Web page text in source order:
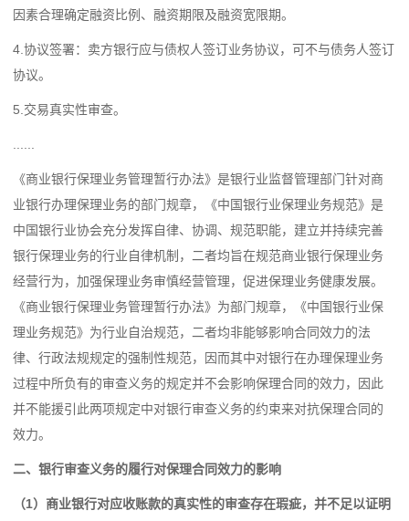
因素合理确定融资比例、融资期限及融资宽限期。
4.协议签署：卖方银行应与债权人签订业务协议，可不与债务人签订
协议。
5.交易真实性审查。
《商业银行保理业务管理暂行办法》是银行业监督管理部门针对商
业银行办理保理业务的部门规章，《中国银行业保理业务规范》是
中国银行业协会充分发挥自律、协调、规范职能，建立并持续完善
银行保理业务的行业自律机制，二者均旨在规范商业银行保理业务
经营行为，加强保理业务审慎经营管理，促进保理业务健康发展。
《商业银行保理业务管理暂行办法》为部门规章，《中国银行业保
理业务规范》为行业自治规范，二者均非能够影响合同效力的法
律、行政法规规定的强制性规范，因而其中对银行在办理保理业务
过程中所负有的审查义务的规定并不会影响保理合同的效力，因此
并不能援引此两项规定中对银行审查义务的约束来对抗保理合同的
效力。
二、银行审查义务的履行对保理合同效力的影响
（1）商业银行对应收账款的真实性的审查存在瑕疵，并不足以证明